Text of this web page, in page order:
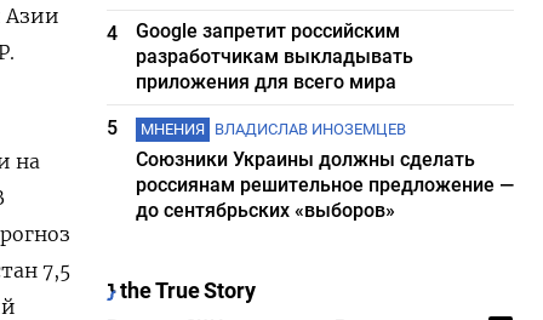
Азии
на
7,5
4
Google запретит российским
разработчикам выкладывать
приложения для всего мира
5
МНЕНИЯ ВЛАДИСЛАВ ИНОЗЕМЦЕВ
Союзники Украины должны сделать
россиянам решительное предложение —
до сентябрьских «выборов»